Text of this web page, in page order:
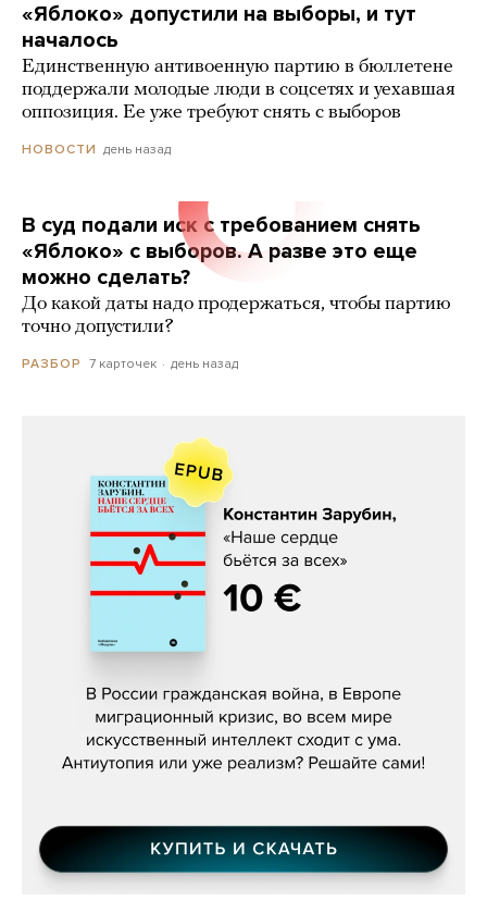
«Яблоко» допустили на выборы, и тут
началось
Единственную антивоенную партию в бюллетене
поддержали молодые люди в соцсетях и уехавшая
оппозиция. Ее уже требуют снять с выборов
НОВОСТИ день назад
В суд подали иск с требованием снять
«Яблоко» с выборов. А разве это еще
можно сделать?
До какой даты надо продержаться, чтобы партию
точно допустили?
РАЗБОР 7 карточек день назад
Константин Зарубин, «Наше сердце